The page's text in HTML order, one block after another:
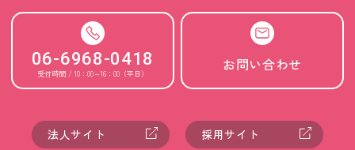
06-6968-0418
受付時間 / 10：00～16：00（平日）
お問い合わせ
法人サイト
採用サイト